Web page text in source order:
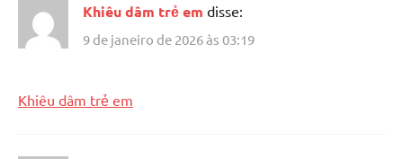
Khiêu dâm trẻ em disse:
9 de janeiro de 2026 às 03:19
Khiêu dâm trẻ em